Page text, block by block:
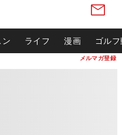
メルマガ登録
ン ライフ 漫画 ゴル